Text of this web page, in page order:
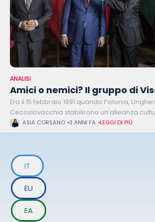
ANALISI
Amici o nemici? Il gruppo di
Era il 15 febbraio 1991 quando Polonia,
Cecoslovacchia stabilirono un’alleanza
basata su rapporto di cooperazione nei
culturale, energetico e militare e di
ASIA CORSANO 3 ANNI FA LEGGI DI PIÙ
IT
EU
EA